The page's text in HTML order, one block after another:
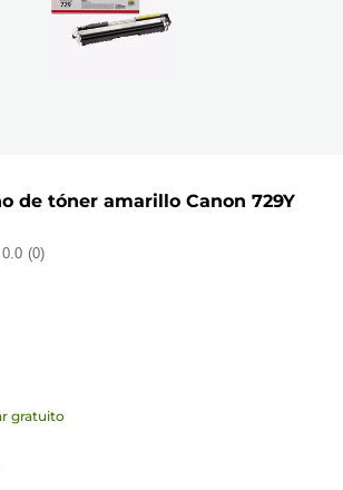
de tóner amarillo Canon 729Y
0.0 (0)
gratuito